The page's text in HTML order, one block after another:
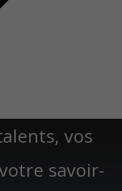
vos
savoir-